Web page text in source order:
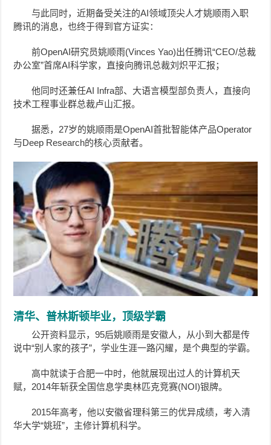
与此同时，近期备受关注的AI领域顶尖人才姚顺雨入职
腾讯的消息，也终于得到官方证实：
前OpenAI研究员姚顺雨(Vinces Yao)出任腾讯“CEO/总裁
办公室”首席AI科学家，直接向腾讯总裁刘炽平汇报；
他同时还兼任AI Infra部、大语言模型部负责人，直接向
技术工程事业群总裁卢山汇报。
据悉，27岁的姚顺雨是OpenAI首批智能体产品Operator
与Deep Research的核心贡献者。
清华、普林斯顿毕业，顶级学霸
公开资料显示，95后姚顺雨是安徽人，从小到大都是传
说中“别人家的孩子”，学业生涯一路闪耀，是个典型的学霸。
高中就读于合肥一中时，他就展现出过人的计算机天
赋，2014年斩获全国信息学奥林匹克竞赛(NOI)银牌。
2015年高考，他以安徽省理科第三的优异成绩，考入清
华大学“姚班”，主修计算机科学。